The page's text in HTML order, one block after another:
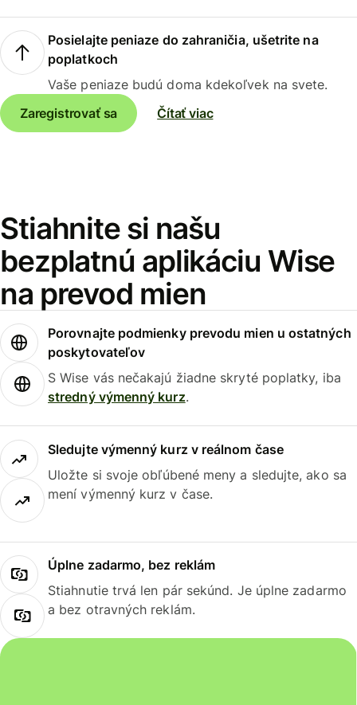
Posielajte peniaze do zahraničia, ušetrite na
poplatkoch
Vaše peniaze budú doma kdekoľvek na svete.
Zaregistrovať sa
Čítať viac
Stiahnite si našu
bezplatnú aplikáciu Wise
na prevod mien
Porovnajte podmienky prevodu mien u ostatných
poskytovateľov
S Wise vás nečakajú žiadne skryté poplatky, iba
stredný výmenný kurz.
Sledujte výmenný kurz v reálnom čase
Uložte si svoje obľúbené meny a sledujte, ako sa
mení výmenný kurz v čase.
Úplne zadarmo, bez reklám
Stiahnutie trvá len pár sekúnd. Je úplne zadarmo
a bez otravných reklám.